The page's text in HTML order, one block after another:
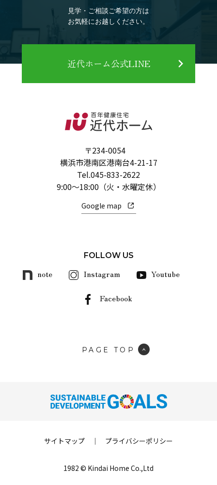
見学・ご相談ご希望の方は
お気軽にお越しください。
近代ホーム公式LINE
〒234-0054
横浜市港南区港南台4-21-17
Tel.045-833-2622
9:00～18:00（火・水曜定休）
Google map
FOLLOW US
note Instagram Youtube
Facebook
PAGE TOP
サイトマップ ｜ プライバシーポリシー
1982 © Kindai Home Co.,Ltd